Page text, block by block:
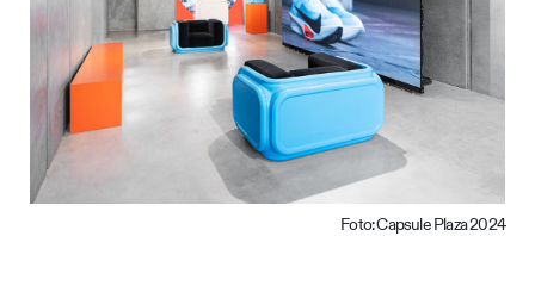
Foto: Capsule Plaza 2024